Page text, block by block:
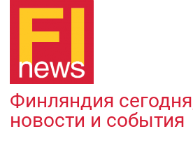
Финляндия
новости и события